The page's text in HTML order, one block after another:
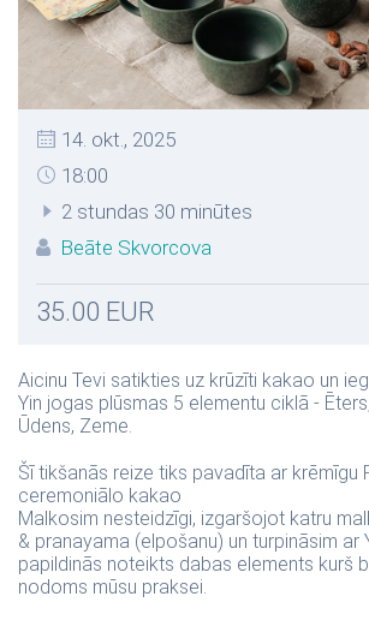
14. okt., 2025
18:00
2 stundas 30 minūtes
Beāte Skvorcova
35.00 EUR
Aicinu Tevi satikties uz krūzīti kakao un
Yin jogas plūsmas 5 elementu ciklā -
Ūdens, Zeme.
Šī tikšanās reize tiks pavadīta ar krēmīgu
ceremoniālo kakao
Malkosim nesteidzīgi, izgaršojot katru
& pranayama (elpošanu) un turpināsim ar
papildinās noteikts dabas elements kurš
nodoms mūsu praksei.